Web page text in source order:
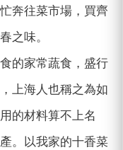
奔往菜市場，買齊
之味。
的家常蔬食，盛行
上海人也稱之為如
的材料算不上名
。以我家的十香菜